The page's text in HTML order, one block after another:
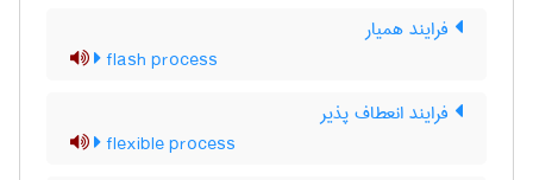
فرایند همیار
flash process
فرایند انعطاف پذیر
flexible process